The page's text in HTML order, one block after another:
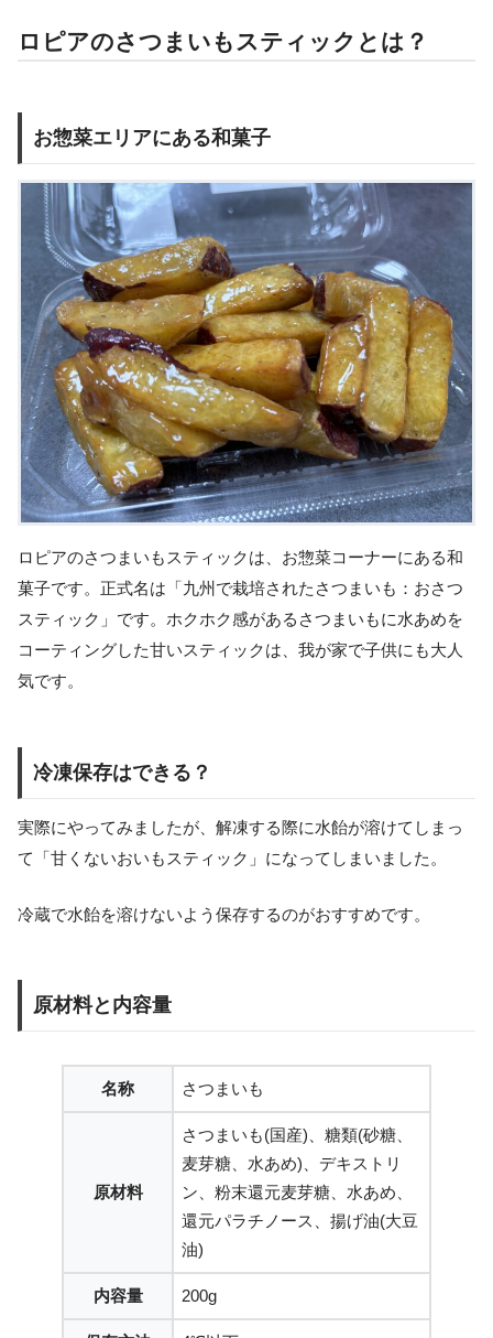
ロピアのさつまいもスティックとは？
お惣菜エリアにある和菓子
ロピアのさつまいもスティックは、お惣菜コーナーにある和
菓子です。正式名は「九州で栽培されたさつまいも：おさつ
スティック」です。ホクホク感があるさつまいもに水あめを
コーティングした甘いスティックは、我が家で子供にも大人
気です。
冷凍保存はできる？
実際にやってみましたが、解凍する際に水飴が溶けてしまっ
て「甘くないおいもスティック」になってしまいました。
冷蔵で水飴を溶けないよう保存するのがおすすめです。
原材料と内容量
名称 さつまいも
原材料
さつまいも(国産)、糖類(砂糖、
麦芽糖、水あめ)、デキストリ
ン、粉末還元麦芽糖、水あめ、
還元パラチノース、揚げ油(大豆
油)
内容量 200g